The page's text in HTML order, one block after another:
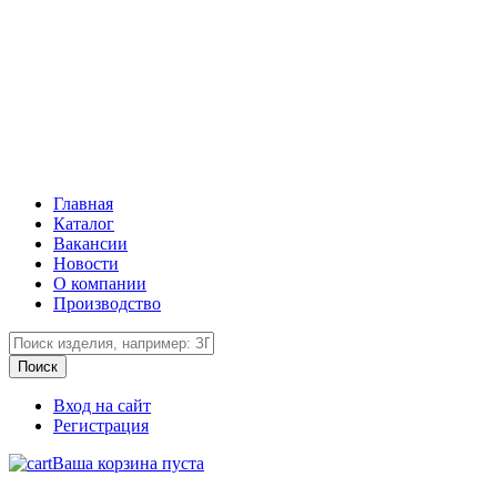
Главная
Каталог
Вакансии
Новости
О компании
Производство
Вход на сайт
Регистрация
Ваша корзина пуста